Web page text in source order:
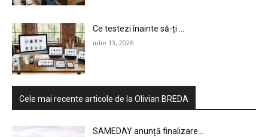
Ce testezi înainte să-ți ...
iulie 13, 2026
Cele mai recente articole de la Olivian BREDA
SAMEDAY anunță finalizare...